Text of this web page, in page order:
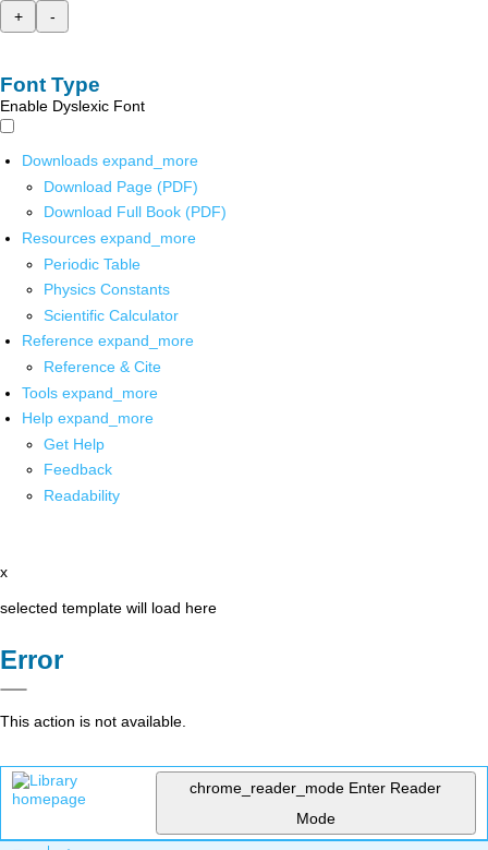
+
-
Font Type
Enable Dyslexic Font
Downloads expand_more
Download Page (PDF)
Download Full Book (PDF)
Resources expand_more
Periodic Table
Physics Constants
Scientific Calculator
Reference expand_more
Reference & Cite
Tools expand_more
Help expand_more
Get Help
Feedback
Readability
x
selected template will load here
Error
This action is not available.
chrome_reader_mode Enter Reader
Mode